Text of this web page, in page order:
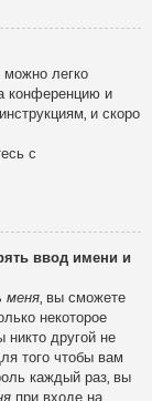
можно легко
конференцию и
и скоро
с
ввод имени и
меня, вы сможете
некоторое
никто другой не
того чтобы вам
каждый раз, вы